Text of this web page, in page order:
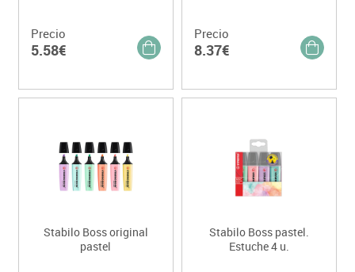
Precio
5.58€
Precio
8.37€
Stabilo Boss original
pastel
Stabilo Boss pastel.
Estuche 4 u.